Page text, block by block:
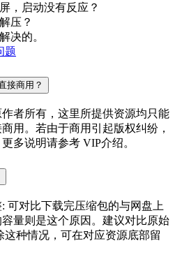
，启动没有反应？
压？
决的。
题
接商用？
者所有，这里所提供资源均只能
用。若由于商用引起版权纠纷，
多说明请参考 VIP介绍。
可对比下载完压缩包的与网盘上
量则是这个原因。建议对比原始
种情况，可在对应资源底部留